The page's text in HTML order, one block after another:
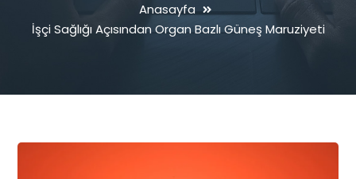
Anasayfa
İşçi Sağlığı Açısından Organ Bazlı Güneş Maruziyeti